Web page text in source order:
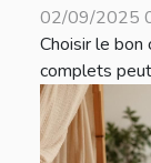
02/09/2025
Choisir le bon
complets